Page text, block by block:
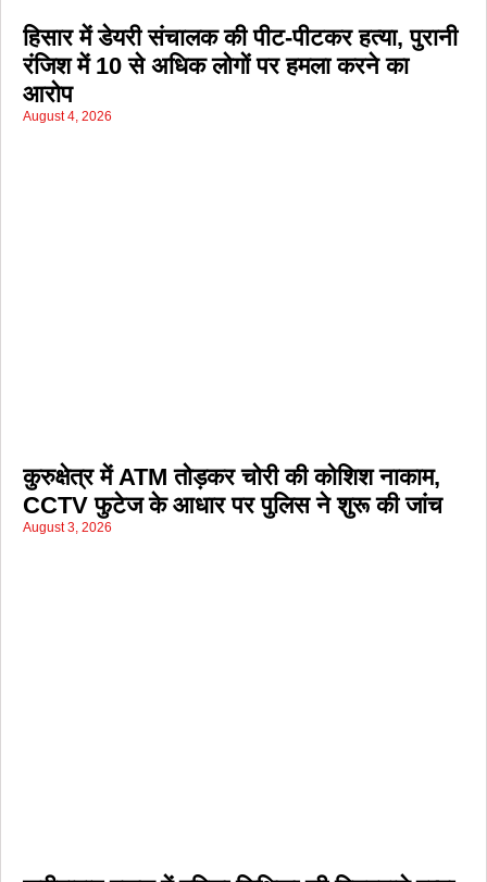
हिसार में डेयरी संचालक की पीट-पीटकर हत्या, पुरानी
रंजिश में 10 से अधिक लोगों पर हमला करने का
आरोप
August 4, 2026
कुरुक्षेत्र में ATM तोड़कर चोरी की कोशिश नाकाम,
CCTV फुटेज के आधार पर पुलिस ने शुरू की जांच
August 3, 2026